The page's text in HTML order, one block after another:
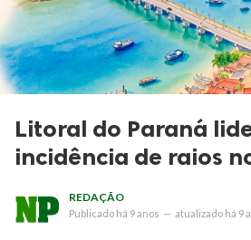
Litoral do Paraná
incidência de raios
REDAÇÃO
Publicado há 9 anos — atualizado há 9